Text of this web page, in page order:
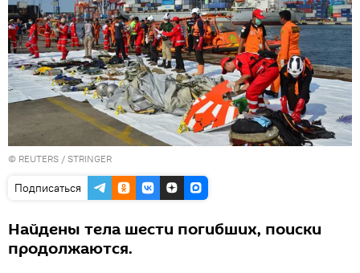
© REUTERS / STRINGER
Подписаться
Найдены тела шести погибших, поиски
продолжаются.